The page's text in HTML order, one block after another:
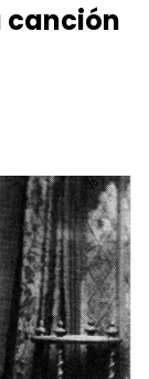
canción